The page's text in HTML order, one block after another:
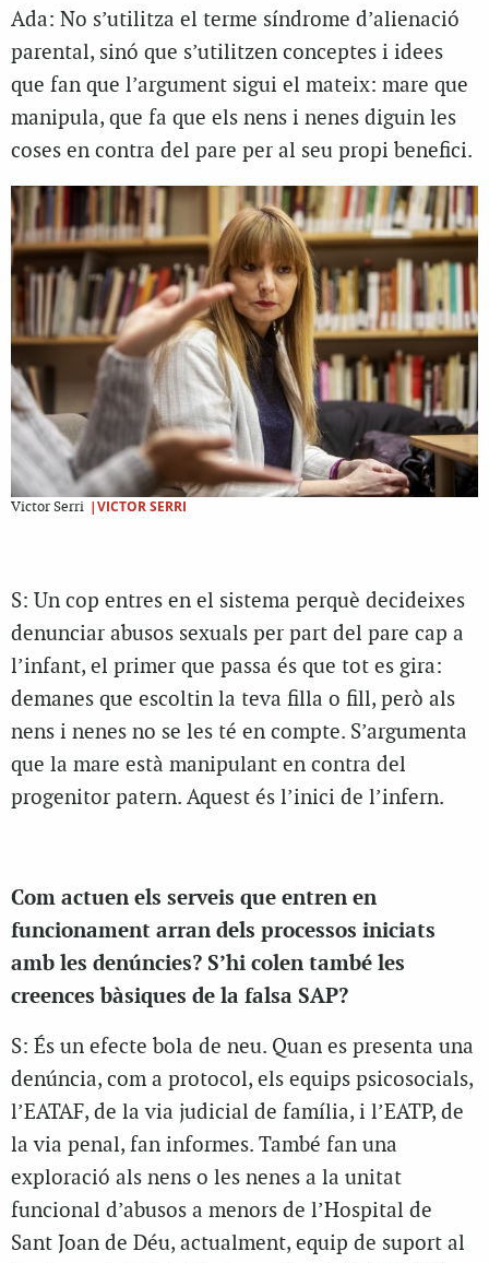
Ada: No s’utilitza el terme síndrome d’alienació
parental, sinó que s’utilitzen conceptes i idees
que fan que l’argument sigui el mateix: mare que
manipula, que fa que els nens i nenes diguin les
coses en contra del pare per al seu propi benefici.
Victor Serri |VICTOR SERRI
S: Un cop entres en el sistema perquè decideixes
denunciar abusos sexuals per part del pare cap a
l’infant, el primer que passa és que tot es gira:
demanes que escoltin la teva filla o fill, però als
nens i nenes no se les té en compte. S’argumenta
que la mare està manipulant en contra del
progenitor patern. Aquest és l’inici de l’infern.
Com actuen els serveis que entren en
funcionament arran dels processos iniciats
amb les denúncies? S’hi colen també les
creences bàsiques de la falsa SAP?
S: És un efecte bola de neu. Quan es presenta una
denúncia, com a protocol, els equips psicosocials,
l’EATAF, de la via judicial de família, i l’EATP, de
la via penal, fan informes. També fan una
exploració als nens o les nenes a la unitat
funcional d’abusos a menors de l’Hospital de
Sant Joan de Déu, actualment, equip de suport al